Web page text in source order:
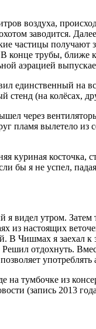
воздуха,
заводится.
получают
конце трубы,
аэрацией
единственный на
(на колёсах,
через
пламя вылетело из
куриная косточка,
бы я не успел,
видел утром.
из настоящих
Чишмах я заехал
отдохнуть.
употреблять
тумбочке из
(запись 2013